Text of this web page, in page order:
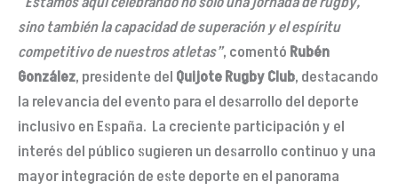
sino también la capacidad de superación y el espíritu
competitivo de nuestros atletas”, comentó Rubén
González, presidente del Quijote Rugby Club, destacando
la relevancia del evento para el desarrollo del deporte
inclusivo en España. La creciente participación y el
interés del público sugieren un desarrollo continuo y una
mayor integración de este deporte en el panorama